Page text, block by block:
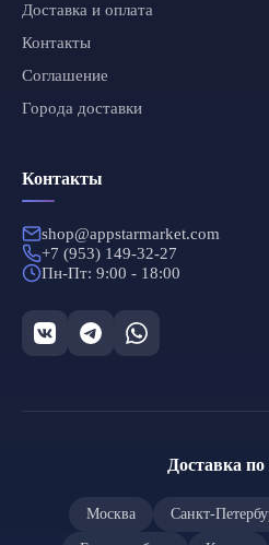
Доставка и оплата
Контакты
Соглашение
Города доставки
Контакты
shop@appstarmarket.com
+7 (953) 149-32-27
Пн-Пт: 9:00 - 18:00
Доставка по
Москва Санкт-